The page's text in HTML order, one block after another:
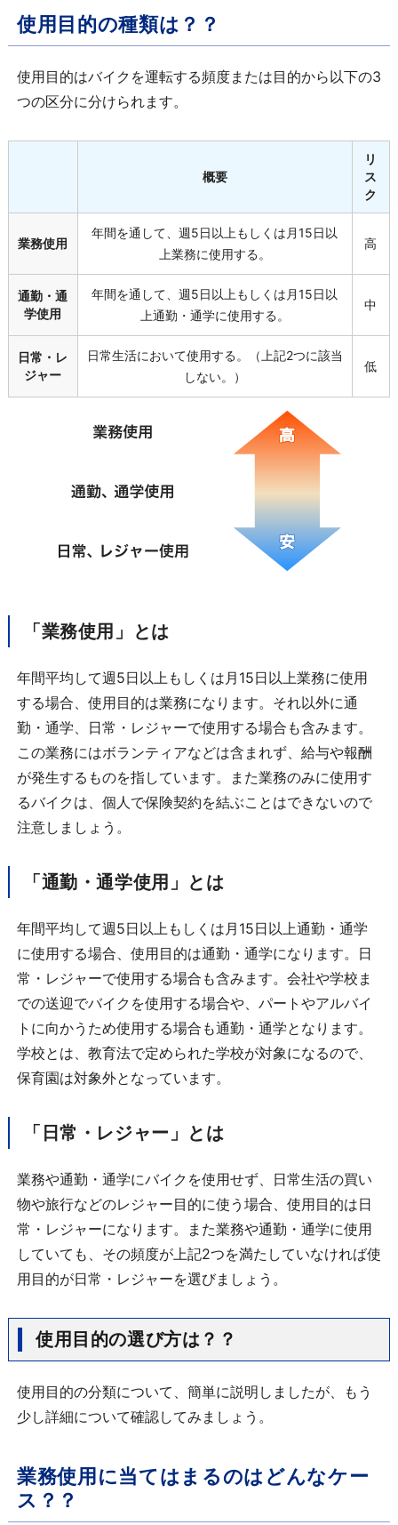
使用目的の種類は？？
使用目的はバイクを運転する頻度または目的から以下の3
つの区分に分けられます。
概要
リ
ス
ク
業務使用
年間を通して、週5日以上もしくは月15日以
上業務に使用する。
高
通勤・通
学使用
年間を通して、週5日以上もしくは月15日以
上通勤・通学に使用する。
中
日常・レ
ジャー
日常生活において使用する。（上記2つに該当
しない。）
低
「業務使用」とは
年間平均して週5日以上もしくは月 15日以上業務に使用
する場合、使用目的は業務になります。それ以外に通
勤・通学、日常・レジャーで使用する場合も含みます。
この業務にはボランティアなどは含まれず、給与や報酬
が発生するものを指しています。また業務のみに使用す
るバイクは、個人で保険契約を結ぶことはできないので
注意しましょう。
「通勤・通学使用」とは
年間平均して週5日以上もしくは月 15日以上通勤・通学
に使用する場合、使用目的は通勤・通学になります。日
常・レジャーで使用する場合も含みます。会社や学校ま
での送迎でバイクを使用する場合や、パートやアルバイ
トに向かうため使用する場合も通勤・通学となります。
学校とは、教育法で定められた学校が対象になるので、
保育園は対象外となっています。
「日常・レジャー」とは
業務や通勤・通学にバイクを使用せず、日常生活の買い
物や旅行などのレジャー目的に使う場合、使用目的は日
常・レジャーになります。また業務や通勤・通学に使用
していても、その頻度が上記2つを満たしていなければ使
用目的が日常・レジャーを選びましょう。
使用目的の選び方は？？
使用目的の分類について、簡単に説明しましたが、もう
少し詳細について確認してみましょう。
業務使用に当てはまるのはどんなケー
ス？？